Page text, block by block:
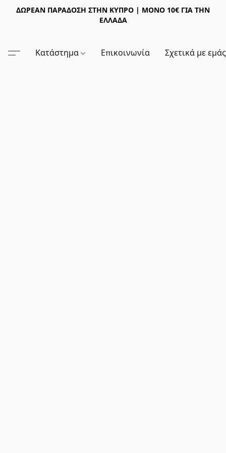
ΔΩΡΕΑΝ ΠΑΡΑΔΟΣΗ ΣΤΗΝ ΚΥΠΡΟ | ΜΟΝΟ 10€ ΓΙΑ ΤΗΝ
ΕΛΛΑΔΑ
Κατάστημα Επικοινωνία Σχετικά με εμάς